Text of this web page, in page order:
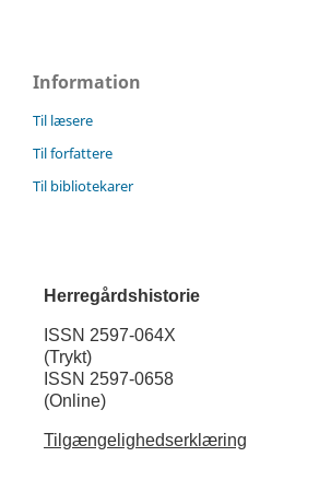
Information
Til læsere
Til forfattere
Til bibliotekarer
Herregårdshistorie
ISSN 2597-064X
(Trykt)
ISSN 2597-0658
(Online)
Tilgængelighedserklæring